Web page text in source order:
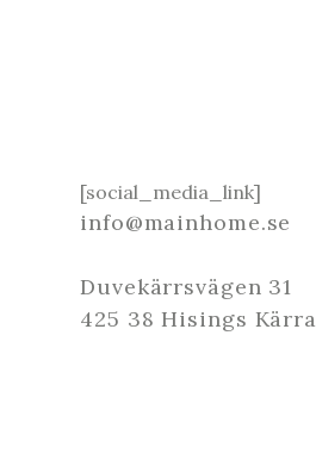
[social_media_link]
info@mainhome.se
Duvekärrsvägen 31
425 38 Hisings Kärra